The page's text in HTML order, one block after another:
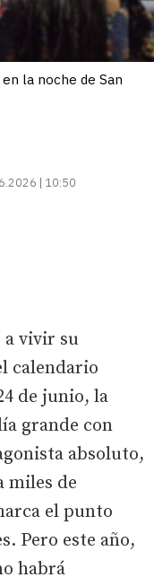
la noche de San
| 10:50
a vivir su
calendario
de junio, la
grande con
absoluto,
miles de
el punto
Pero este año,
habrá